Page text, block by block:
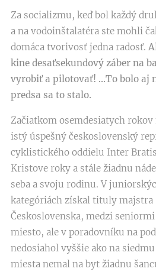
Za socializmu, keď bol každý
a na vodoinštalatéra ste mohli
domáca tvorivosť jedna radosť.
kine desaťsekundový záber na
vyrobiť a pilotovať! ...To bolo aj
predsa sa to stalo.
Začiatkom osemdesiatych
istý úspešný československý
cyklistického oddielu Inter
Kristove roky a stále žiadnu
seba a svoju rodinu. V
kategóriách získal tituly majstra
Československa, medzi
miesto, ale v poradovníku na
nedosiahol vyššie ako na
miesta nemal na byt žiadnu